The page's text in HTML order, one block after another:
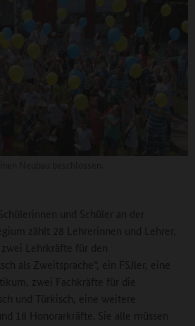
und Schüler an der
zählt 28 Lehrerinnen und Lehrer,
Lehrkräfte für den
als Zweitsprache“, ein FSJler, eine
zwei Fachkräfte für die
und Türkisch, eine weitere
18 Honorarkräfte. Sie alle müssen